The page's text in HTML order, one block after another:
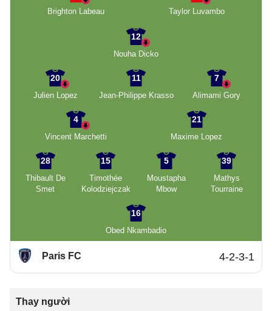
Brighton Labeau Taylor Luvambo
12
Nouha Dicko
20
Julien Lopez
11
Jean-Philippe Krasso
7
Alimami Gory
4
Vincent Marchetti
21
Maxime Lopez
28
Thibault De
Smet
15
Timothée
Kolodziejczak
5
Moustapha
Mbow
39
Mathys
Tourraine
16
Obed Nkambadio
Paris FC 4-2-3-1
Thay người